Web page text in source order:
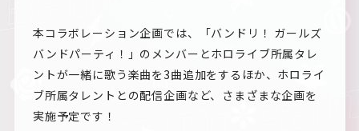
本コラボレーション企画では、「バンドリ！ ガールズ
バンドパーティ！」のメンバーとホロライブ所属タレ
ントが一緒に歌う楽曲を3曲追加をするほか、ホロライ
ブ所属タレントとの配信企画など、さまざまな企画を
実施予定です！